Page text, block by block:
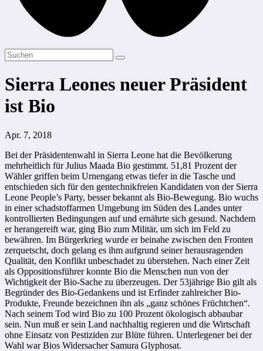
Sierra Leones neuer Präsident
ist Bio
Apr. 7, 2018
Bei der Präsidentenwahl in Sierra Leone hat die Bevölkerung
mehrheitlich für Julius Maada Bio gestimmt. 51,81 Prozent der
Wähler griffen beim Urnengang etwas tiefer in die Tasche und
entschieden sich für den gentechnikfreien Kandidaten von der Sierra
Leone People’s Party, besser bekannt als Bio-Bewegung. Bio wuchs
in einer schadstoffarmen Umgebung im Süden des Landes unter
kontrollierten Bedingungen auf und ernährte sich gesund. Nachdem
er herangereift war, ging Bio zum Militär, um sich im Feld zu
bewähren. Im Bürgerkrieg wurde er beinahe zwischen den Fronten
zerquetscht, doch gelang es ihm aufgrund seiner herausragenden
Qualität, den Konflikt unbeschadet zu überstehen. Nach einer Zeit
als Oppositionsführer konnte Bio die Menschen nun von der
Wichtigkeit der Bio-Sache zu überzeugen. Der 53jährige Bio gilt als
Begründer des Bio-Gedankens und ist Erfinder zahlreicher Bio-
Produkte, Freunde bezeichnen ihn als „ganz schönes Früchtchen“.
Nach seinem Tod wird Bio zu 100 Prozent ökologisch abbaubar
sein. Nun muß er sein Land nachhaltig regieren und die Wirtschaft
ohne Einsatz von Pestiziden zur Blüte führen. Unterlegener bei der
Wahl war Bios Widersacher Samura Glyphosat.